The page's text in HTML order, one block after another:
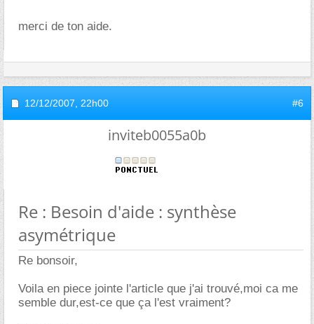
merci de ton aide.
12/12/2007, 22h00 #6
inviteb0055a0b
Re : Besoin d'aide : synthèse
asymétrique
Re bonsoir,
Voila en piece jointe l'article que j'ai trouvé,moi ca me
semble dur,est-ce que ça l'est vraiment?